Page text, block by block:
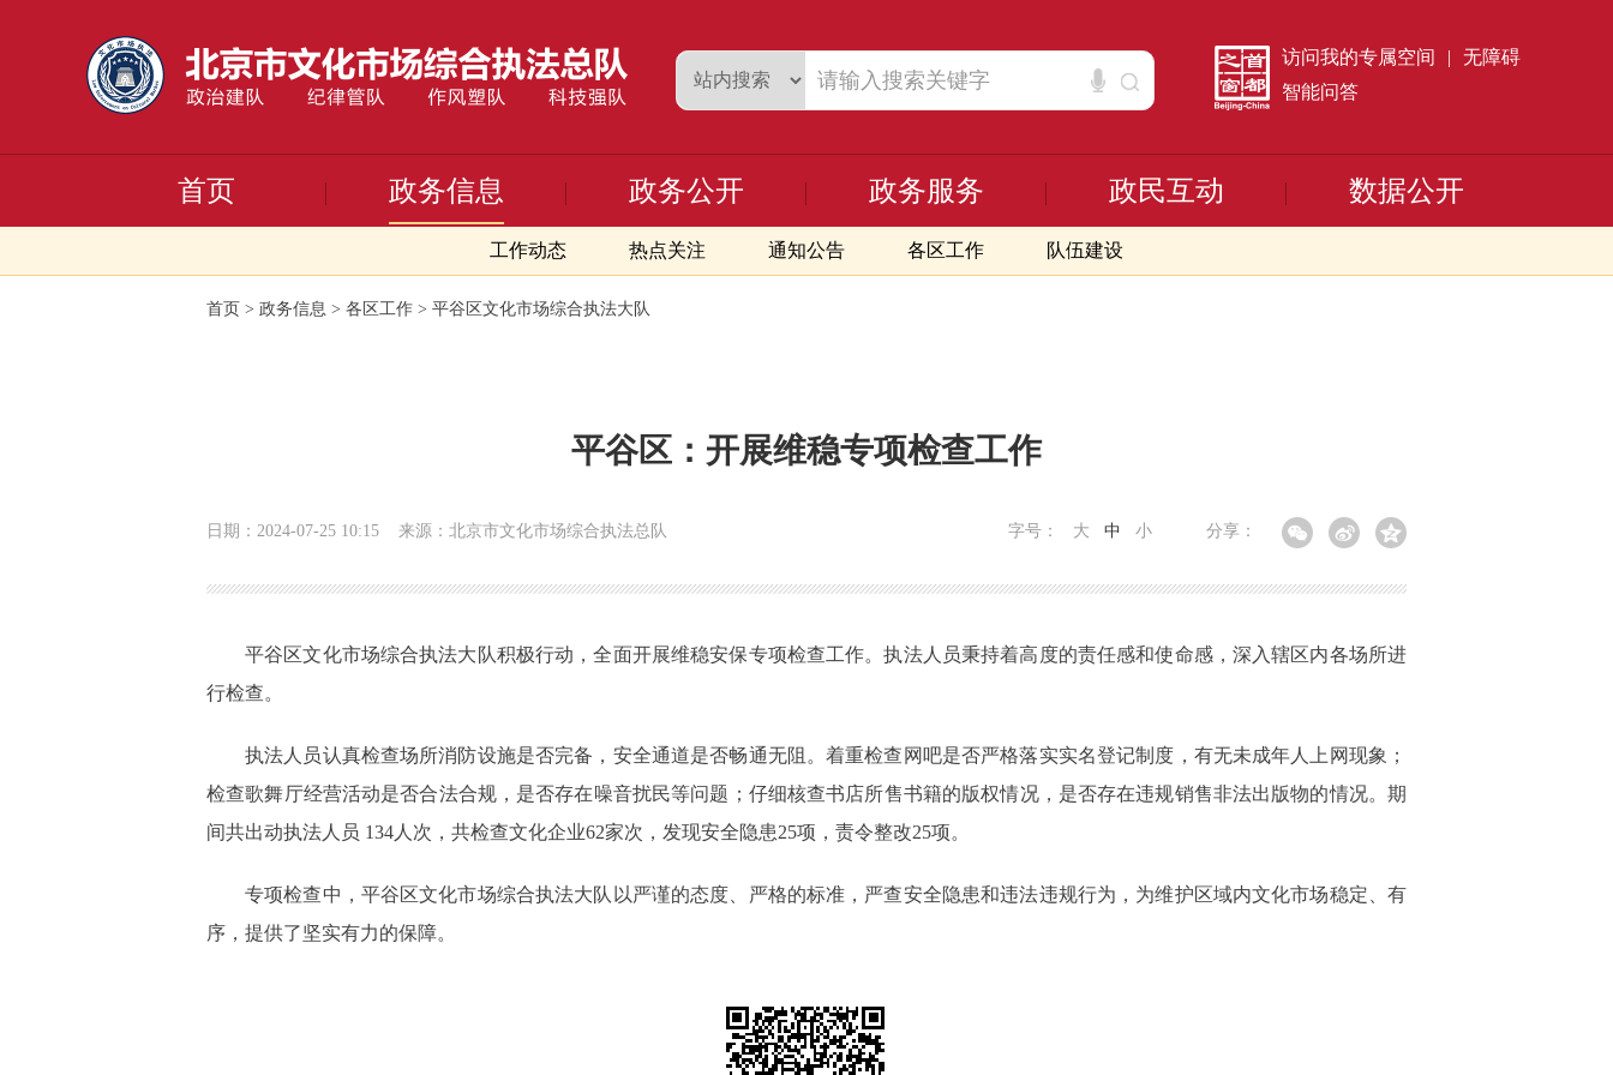
访问我的专属空间 |
无障碍
智能问答
首页 政务信息
工作动态 热点关注 通知公告 各区工作 队伍建设
政务公开 政务服务 政民互动 数据公开
首页 > 政务信息 > 各区工作 > 平谷区文化市场综合执法大队
平谷区：开展维稳专项检查工作
日期：2024-07-25 10:15 来源：北京市文化市场综合执法总队 分享：
字号： 大 中 小
平谷区文化市场综合执法大队积极行动，全面开展维稳安保专项检查工作。执法人员秉持着高度的责任感和使命感，深入辖区内各场所进
行检查。
执法人员认真检查场所消防设施是否完备，安全通道是否畅通无阻。着重检查网吧是否严格落实实名登记制度，有无未成年人上网现象；
检查歌舞厅经营活动是否合法合规，是否存在噪音扰民等问题；仔细核查书店所售书籍的版权情况，是否存在违规销售非法出版物的情况。期
间共出动执法人员 134人次，共检查文化企业62家次，发现安全隐患25项，责令整改25项。
专项检查中，平谷区文化市场综合执法大队以严谨的态度、严格的标准，严查安全隐患和违法违规行为，为维护区域内文化市场稳定、有
序，提供了坚实有力的保障。